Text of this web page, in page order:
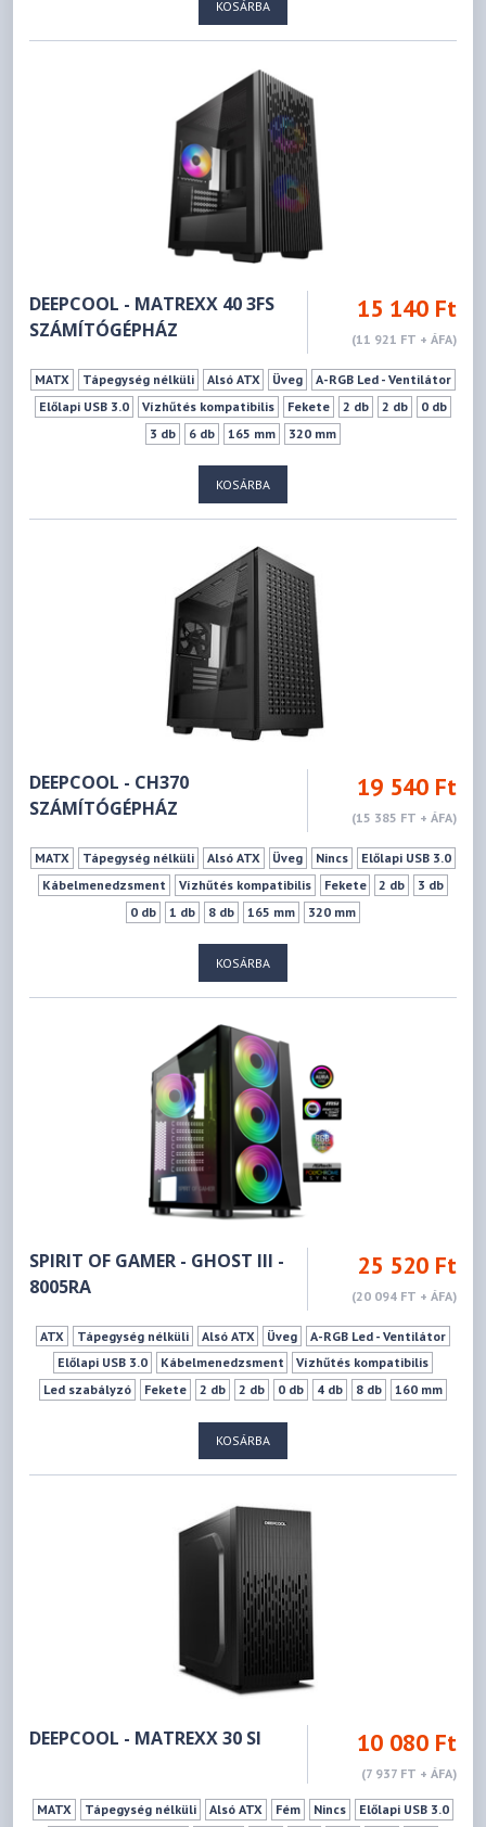
KOSÁRBA
DEEPCOOL - MATREXX 40 3FS
SZÁMÍTÓGÉPHÁZ
15 140 Ft
(11 921 FT + ÁFA)
MATX Tápegység nélküli Alsó ATX Üveg
A-RGB Led - Ventilátor
Előlapi USB 3.0
Vízhűtés kompatibilis Fekete 2 db 2 db
0 db
3 db
6 db 165 mm 320 mm
KOSÁRBA
DEEPCOOL - CH370
SZÁMÍTÓGÉPHÁZ
19 540 Ft
(15 385 FT + ÁFA)
MATX Tápegység nélküli Alsó ATX Üveg Nincs
Előlapi USB 3.0
Kábelmenedzsment
Vízhűtés kompatibilis Fekete 2 db
3 db
0 db
1 db 8 db 165 mm 320 mm
KOSÁRBA
SPIRIT OF GAMER - GHOST III -
8005RA
25 520 Ft
(20 094 FT + ÁFA)
ATX Tápegység nélküli Alsó ATX Üveg
A-RGB Led - Ventilátor
Előlapi USB 3.0
Kábelmenedzsment
Vízhűtés kompatibilis
Led szabályzó
Fekete 2 db 2 db 0 db 4 db 8 db
160 mm
KOSÁRBA
DEEPCOOL - MATREXX 30 SI 10 080 Ft
(7 937 FT + ÁFA)
MATX Tápegység nélküli Alsó ATX Fém Nincs
Előlapi USB 3.0